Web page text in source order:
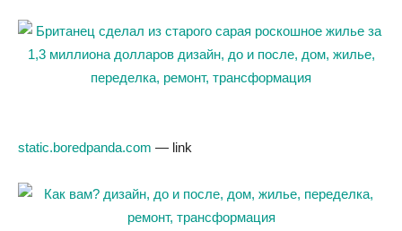
static.boredpanda.com — link